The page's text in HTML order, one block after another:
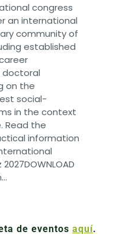
congress
an international
community of
established
doctoral
on the
social-
in the context
Read the
information
de eventos aquí.